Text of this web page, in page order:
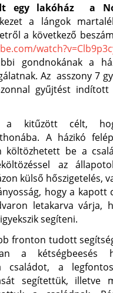
egy lakóház a
a lángok
a következő
gondnokának a
Az asszony 7
gyűjtést
a kitűzött célt,
A házikó
költözhetett be a
az
külső hőszigetelés,
hogy a kapott
letakarva várja,
segíteni.
fronton tudott
a kétségbeesés
a
segítettük, illetve